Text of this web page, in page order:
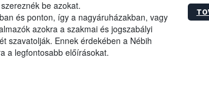
be azokat.
és ponton, így a nagyáruházakban, vagy
azokra a szakmai és jogszabályi
szavatolják. Ennek érdekében a Nébih
a legfontosabb előírásokat.